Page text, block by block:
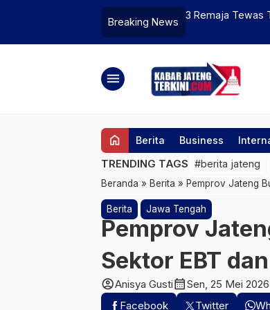
Breaking News
3 Remaja Tewas
menu
home Berita Business
TRENDING TAGS #berita jateng
Beranda » Berita » Pemprov Jateng
Berita Jawa Tengah
Pemprov
Sektor EBT
account_circleAnisya Gusticalendar_monthSen, 25 Mei 2026
Facebook
Twitter